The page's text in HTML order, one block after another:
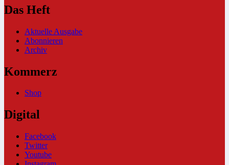
Das Heft
Aktuelle Ausgabe
Abonnieren
Archiv
Kommerz
Shop
Digital
Facebook
Twitter
Youtube